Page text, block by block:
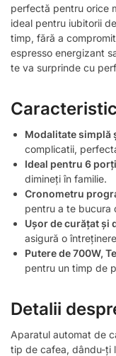
perfectă pentru orice
ideal pentru iubitorii
timp, fără a
espresso energizant
te va surprinde cu
Modalitate simplă
complicatii,
Ideal pentru 6
dimineți în familie.
Cronometru
pentru a te bucura
Ușor de curățat și
asigură o
Putere de 700W,
pentru un timp de
Detalii
Aparatul automat de
tip de cafea, dându-ți